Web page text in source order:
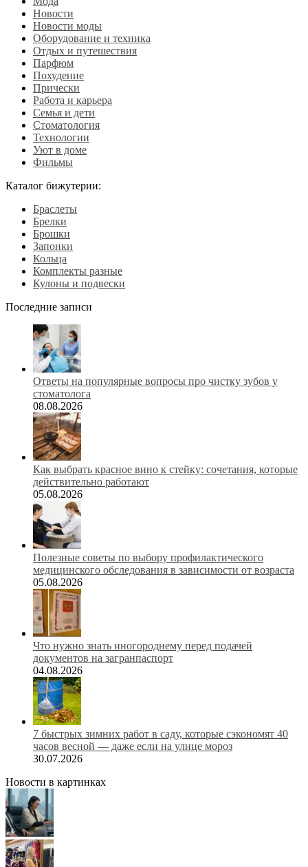
Новости
Новости моды
Оборудование и техника
Отдых и путешествия
Парфюм
Похудение
Прически
Работа и карьера
Семья и дети
Стоматология
Технологии
Уют в доме
Фильмы
Каталог бижутерии:
Браслеты
Брелки
Брошки
Запонки
Кольца
Комплекты разные
Кулоны и подвески
Последние записи
Ответы на популярные вопросы про чистку зубов у
стоматолога
08.08.2026
Как выбрать красное вино к стейку: сочетания, которые
действительно работают
05.08.2026
Полезные советы по выбору профилактического
медицинского обследования в зависимости от возраста
05.08.2026
Что нужно знать иногороднему перед подачей
документов на загранпаспорт
04.08.2026
7 быстрых зимних работ в саду, которые сэкономят 40
часов весной — даже если на улице мороз
30.07.2026
Новости в картинках